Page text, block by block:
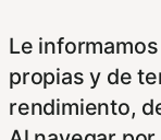
Le
propias y de
rendimiento,